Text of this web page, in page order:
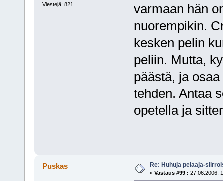
Viestejä: 821
varmaan hän
nuorempikin.
kesken pelin
peliin. Mutta,
päästä, ja
tehden. Antaa
opetella ja
Puskas Re: Huhuja pelaaja-
« Vastaus #99 : 27.06.2006,